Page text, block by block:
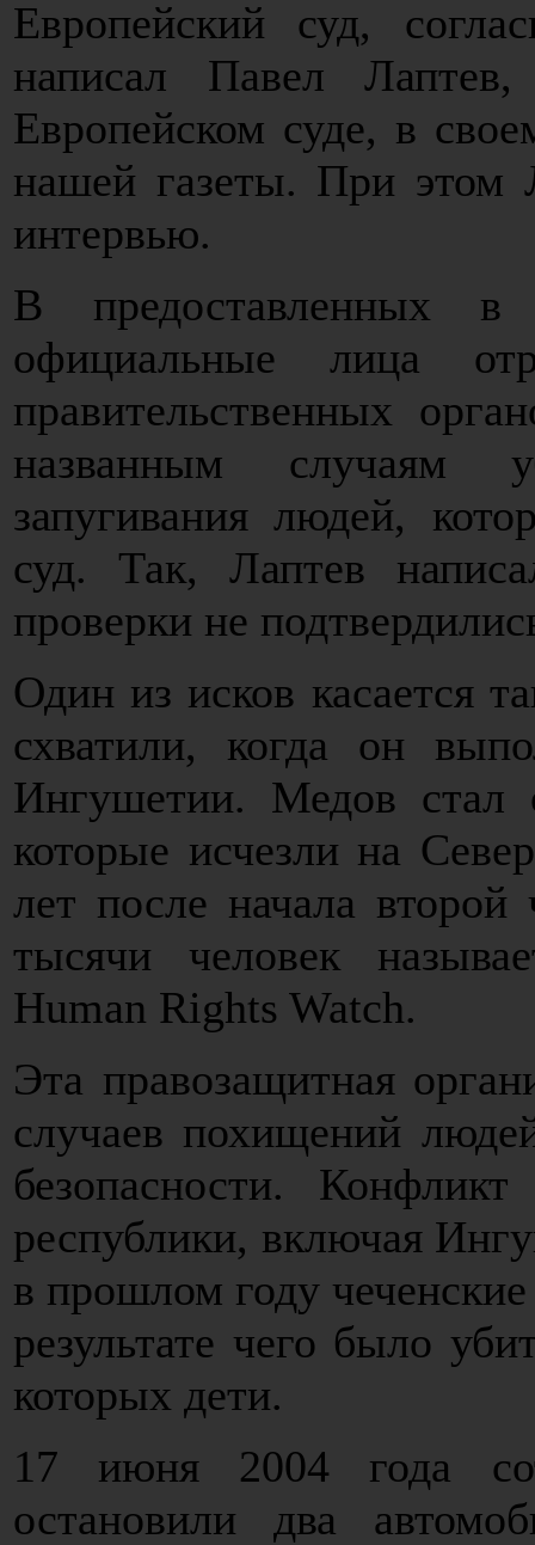
Европейский суд,
написал Павел Лаптев,
Европейском суде, в
нашей газеты. При этом
интервью.
В предоставленных в
официальные лица
правительственных
названным случаям
запугивания людей,
суд. Так, Лаптев
проверки не
Один из исков касается
схватили, когда он
Ингушетии. Медов стал
которые исчезли на
лет после начала
тысячи человек
Human Rights Watch.
Эта правозащитная
случаев похищений
безопасности.
республики, включая
в прошлом году
результате чего было
которых дети.
17 июня 2004 года
остановили два